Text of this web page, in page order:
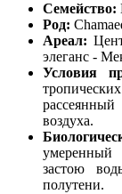
Семейство:
Род:
Ареал:
элеганс -
Условия
воздуха.
умеренный
застою
полутени.